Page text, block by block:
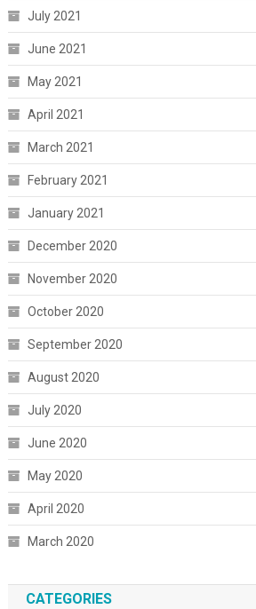
July 2021
June 2021
May 2021
April 2021
March 2021
February 2021
January 2021
December 2020
November 2020
October 2020
September 2020
August 2020
July 2020
June 2020
May 2020
April 2020
March 2020
CATEGORIES